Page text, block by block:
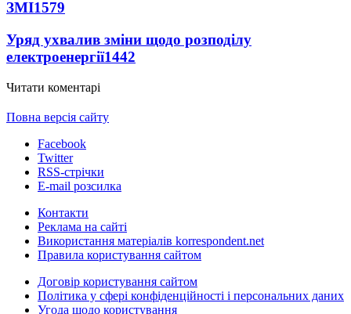
ЗМІ1579
Уряд ухвалив зміни щодо розподілу
електроенергії1442
Читати коментарі
Повна версія сайту
Facebook
Twitter
RSS-стрічки
E-mail розсилка
Контакти
Реклама на сайті
Використання матеріалів korrespondent.net
Правила користування сайтом
Договір користування сайтом
Політика у сфері конфіденційності і персональних даних
Угода щодо користування